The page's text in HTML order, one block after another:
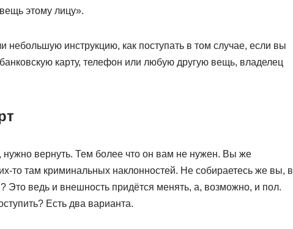
этому лицу».
небольшую инструкцию, как поступать в том случае, если вы
карту, телефон или любую другую вещь, владелец
нужно вернуть. Тем более что он вам не нужен. Вы же
то там криминальных наклонностей. Не собираетесь же вы, в
Это ведь и внешность придётся менять, а, возможно, и пол.
Есть два варианта.